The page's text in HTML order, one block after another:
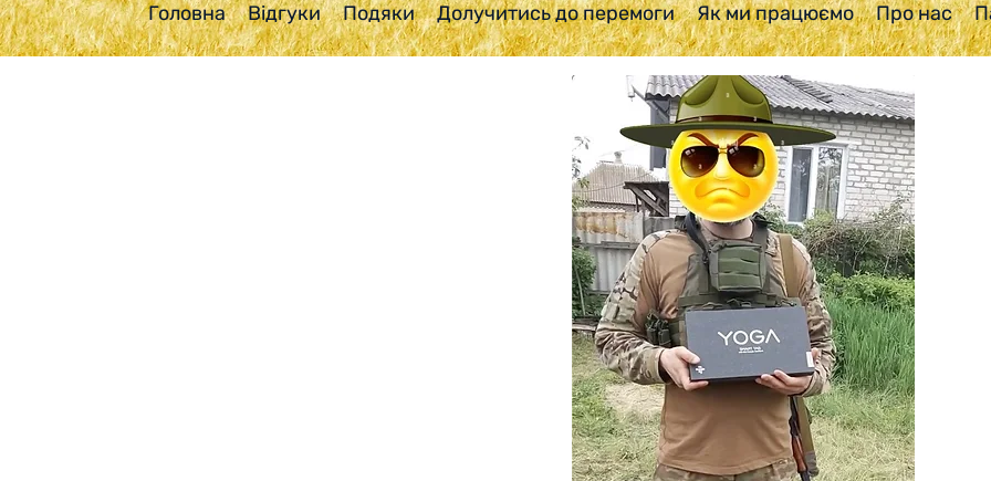
Головна Відгуки Подяки Долучитись до перемоги Як ми працюємо Про нас